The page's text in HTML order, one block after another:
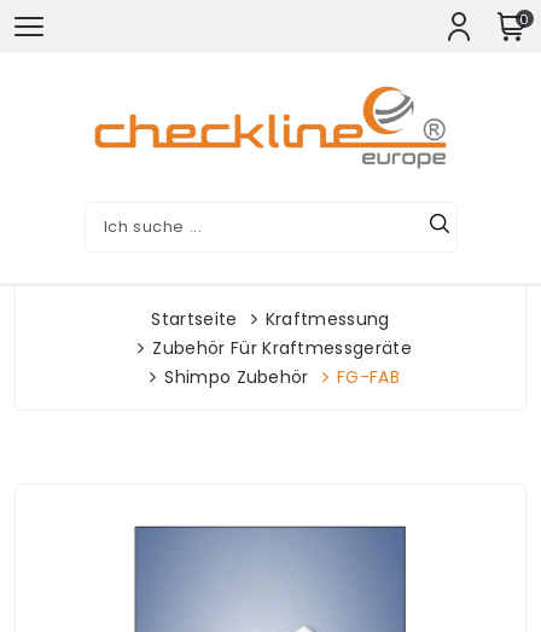
0
Startseite
Kraftmessung
Zubehör Für Kraftmessgeräte
Shimpo Zubehör
FG-FAB